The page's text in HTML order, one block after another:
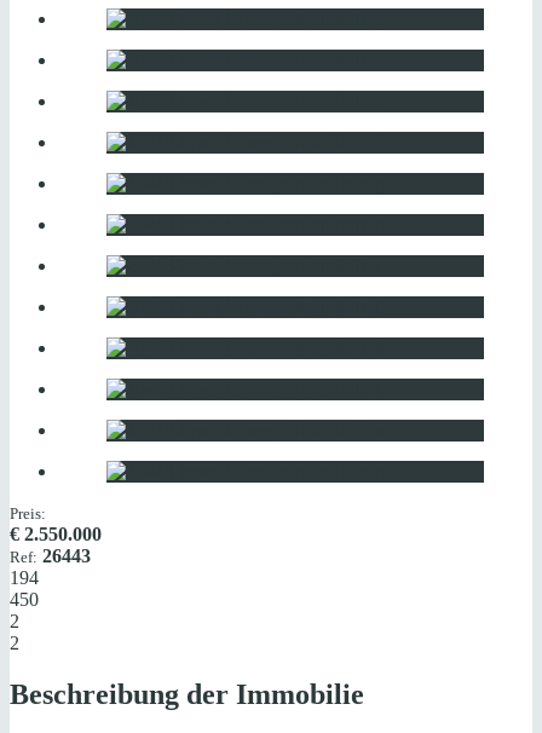
Preis:
€ 2.550.000
Ref: 26443
194
450
2
2
Beschreibung der Immobilie